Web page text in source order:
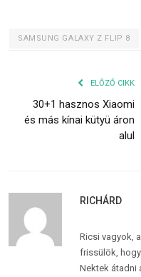
SAMSUNG GALAXY Z FLIP 8
ELŐZŐ CIKK
30+1 hasznos Xiaomi
és más kínai kütyü áron
alul
RICHÁRD
Ricsi vagyok,
frissülök,
Nektek átadni